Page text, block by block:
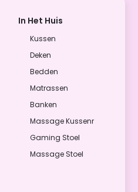
In Het Huis
Kussen
Deken
Bedden
Matrassen
Banken
Massage Kussenr
Gaming Stoel
Massage Stoel